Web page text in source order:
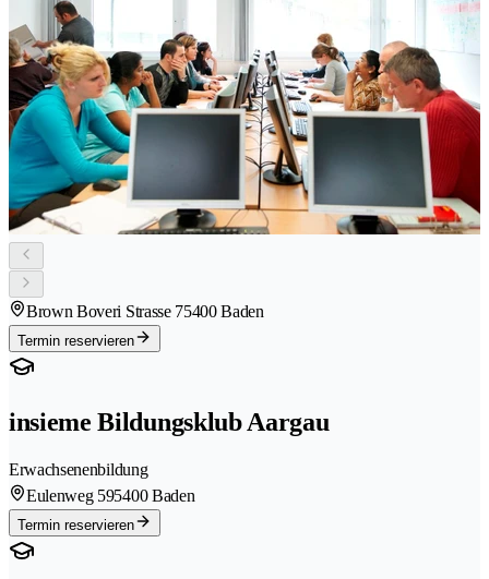
Brown Boveri Strasse 75400 Baden
Termin reservieren
insieme Bildungsklub Aargau
Erwachsenenbildung
Eulenweg 595400 Baden
Termin reservieren